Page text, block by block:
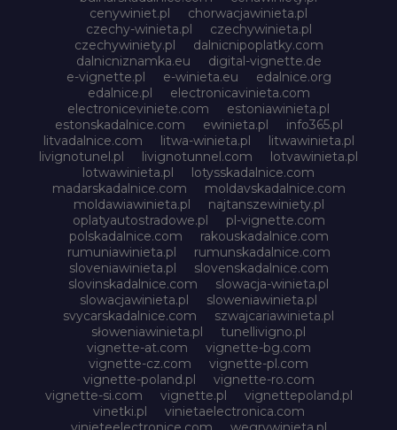
cenywiniet.pl
chorwacjawinieta.pl
czechy-winieta.pl
czechywinieta.pl
czechywiniety.pl
dalnicnipoplatky.com
dalnicniznamka.eu
digital-vignette.de
e-vignette.pl
e-winieta.eu
edalnice.org
edalnice.pl
electronicavinieta.com
electroniceviniete.com
estoniawinieta.pl
estonskadalnice.com
ewinieta.pl
info365.pl
litvadalnice.com
litwa-winieta.pl
litwawinieta.pl
livignotunel.pl
livignotunnel.com
lotvawinieta.pl
lotwawinieta.pl
lotysskadalnice.com
madarskadalnice.com
moldavskadalnice.com
moldawiawinieta.pl
najtanszewiniety.pl
oplatyautostradowe.pl
pl-vignette.com
polskadalnice.com
rakouskadalnice.com
rumuniawinieta.pl
rumunskadalnice.com
sloveniawinieta.pl
slovenskadalnice.com
slovinskadalnice.com
slowacja-winieta.pl
slowacjawinieta.pl
sloweniawinieta.pl
svycarskadalnice.com
szwajcariawinieta.pl
słoweniawinieta.pl
tunellivigno.pl
vignette-at.com
vignette-bg.com
vignette-cz.com
vignette-pl.com
vignette-poland.pl
vignette-ro.com
vignette-si.com
vignette.pl
vignettepoland.pl
vinetki.pl
vinietaelectronica.com